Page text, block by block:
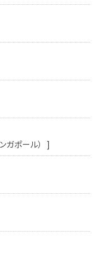
ガポール） ]